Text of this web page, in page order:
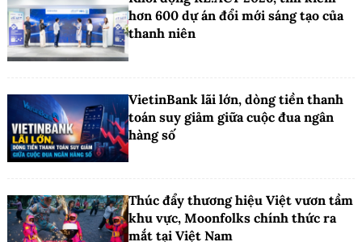
hơn 600 dự án đổi mới sáng tạo của
thanh niên
VietinBank lãi lớn, dòng tiền thanh
toán suy giảm giữa cuộc đua ngân
hàng số
Thúc đẩy thương hiệu Việt vươn tầm
khu vực, Moonfolks chính thức ra
mắt tại Việt Nam